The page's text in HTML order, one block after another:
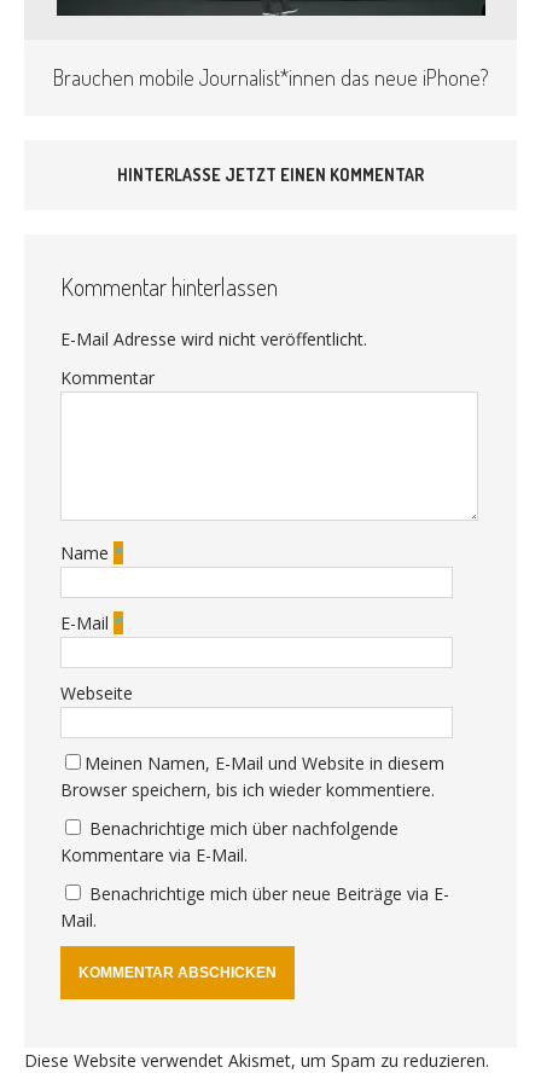
Brauchen mobile Journalist*innen das neue iPhone?
HINTERLASSE JETZT EINEN KOMMENTAR
Kommentar hinterlassen
E-Mail Adresse wird nicht veröffentlicht.
Kommentar
Name *
E-Mail *
Webseite
Meinen Namen, E-Mail und Website in diesem
Browser speichern, bis ich wieder kommentiere.
Benachrichtige mich über nachfolgende
Kommentare via E-Mail.
Benachrichtige mich über neue Beiträge via E-
Mail.
Diese Website verwendet Akismet, um Spam zu reduzieren.